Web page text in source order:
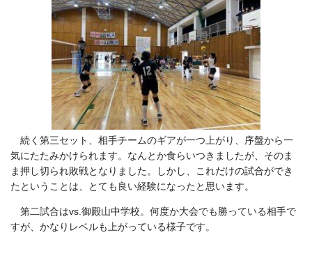
続く第三セット、相手チームのギアが一つ上がり、序盤から一
気にたたみかけられます。なんとか食らいつきましたが、そのま
ま押し切られ敗戦となりました。しかし、これだけの試合ができ
たということは、とても良い経験になったと思います。
第二試合はvs.御殿山中学校。何度か大会でも勝っている相手で
すが、かなりレベルも上がっている様子です。